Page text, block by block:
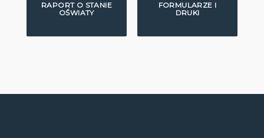
RAPORT O STANIE
OŚWIATY
FORMULARZE I
DRUKI